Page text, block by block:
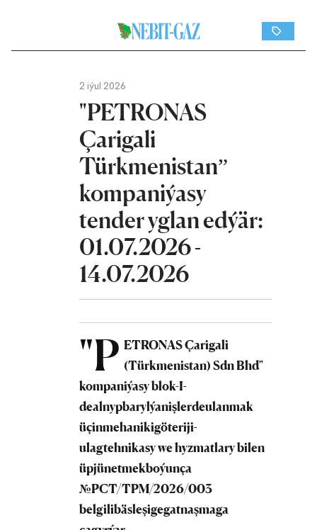
2 iýul 2026
"PETRONAS
Çarigali
Türkmenistan”
kompaniýasy
tender yglan edýär:
01.07.2026 -
14.07.2026
"P ETRONAS Çarigali
(Türkmenistan) Sdn Bhd"
kompaniýasyblok-I-
dealnypbarylýanişlerdeulanmak
üçinmehanikigöteriji-
ulagtehnikasywe hyzmatlarybilen
üpjünetmekboýunça
№PCT/TPM/2026/003
belgilibäsleşigegatnaşmaga